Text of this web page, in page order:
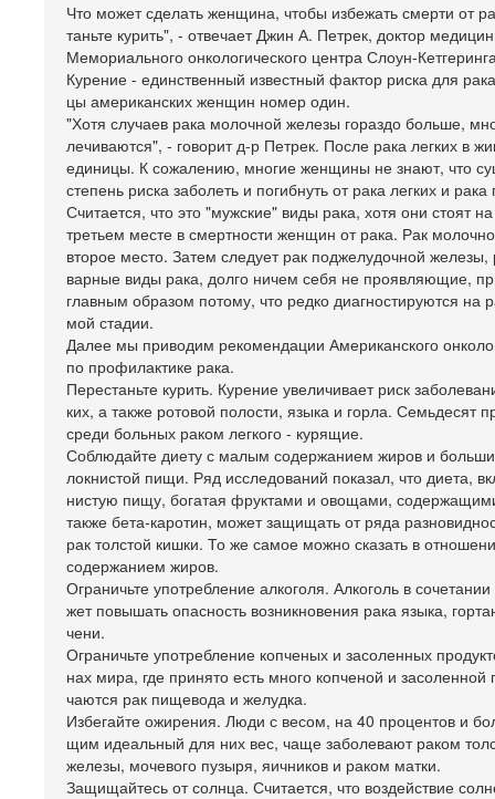
Что может сделать женщина, чтобы избежать смерти от
таньте курить", - отвечает Джин А. Петрек, доктор
Мемориального онкологического центра Слоун-
Курение - единственный известный фактор риска для
цы американских женщин номер один.
"Хотя случаев рака молочной железы гораздо больше,
лечиваются", - говорит д-р Петрек. После рака легких в
единицы. К сожалению, многие женщины не знают, что
степень риска заболеть и погибнуть от рака легких и
Считается, что это "мужские" виды рака, хотя они стоят
третьем месте в смертности женщин от рака. Рак
второе место. Затем следует рак поджелудочной железы,
варные виды рака, долго ничем себя не проявляющие,
главным образом потому, что редко диагностируются на
мой стадии.
Далее мы приводим рекомендации Американского
по профилактике рака.
Перестаньте курить. Курение увеличивает риск
ких, а также ротовой полости, языка и горла. Семьдесят
среди больных раком легкого - курящие.
Соблюдайте диету с малым содержанием жиров и
локнистой пищи. Ряд исследований показал, что диета,
нистую пищу, богатая фруктами и овощами,
также бета-каротин, может защищать от ряда
рак толстой кишки. То же самое можно сказать в
содержанием жиров.
Ограничьте употребление алкоголя. Алкоголь в
жет повышать опасность возникновения рака языка,
чени.
Ограничьте употребление копченых и засоленных
нах мира, где принято есть много копченой и
чаются рак пищевода и желудка.
Избегайте ожирения. Люди с весом, на 40 процентов и
щим идеальный для них вес, чаще заболевают раком
железы, мочевого пузыря, яичников и раком матки.
Защищайтесь от солнца. Считается, что воздействие